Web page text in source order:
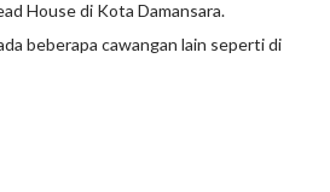
House di Kota Damansara.
beberapa cawangan lain seperti di